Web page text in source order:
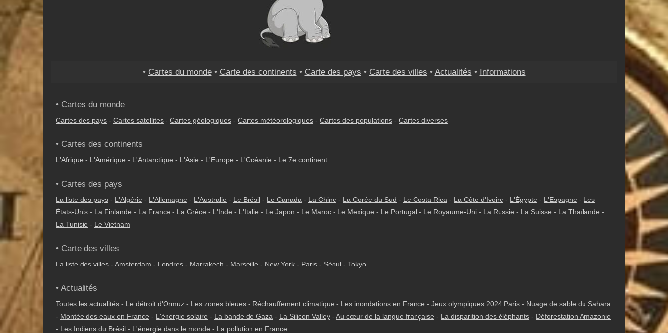
• Cartes du monde• Carte des continents • Carte des pays • Carte des villes • Actualités • Informations
• Cartes du monde
Cartes des pays - Cartes satellites - Cartes géologiques - Cartes météorologiques - Cartes des populations - Cartes diverses
• Cartes des continents
L'Afrique - L'Amérique - L'Antarctique - L'Asie - L'Europe - L'Océanie - Le 7e continent
• Cartes des pays
La liste des pays - L'Algérie - L'Allemagne - L'Australie - Le Brésil - Le Canada - La Chine - La Corée du Sud - Le Costa Rica - La Côte d'Ivoire - L'Égypte - L'Espagne - Les
États-Unis - La Finlande - La France - La Grèce - L'Inde - L'Italie - Le Japon - Le Maroc - Le Mexique - Le Portugal - Le Royaume-Uni - La Russie - La Suisse - La Thaïlande -
La Tunisie - Le Vietnam
• Carte des villes
La liste des villes - Amsterdam - Londres - Marrakech - Marseille - New York - Paris - Séoul - Tokyo
• Actualités
Toutes les actualités - Le détroit d'Ormuz - Les zones bleues - Réchauffement climatique - Les inondations en France - Jeux olympiques 2024 Paris - Nuage de sable du Sahara
- Montée des eaux en France - L'énergie solaire - La bande de Gaza - La Silicon Valley - Au cœur de la langue française - La disparition des éléphants - Déforestation Amazonie
- Les Indiens du Brésil - L'énergie dans le monde - La pollution en France